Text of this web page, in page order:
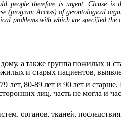
therefore is urgent. Clause is
Access) of gerontological
problems with which are specified
а также группа пожилых
и старых пациентов,
80-89 лет и 90 лет и
лиц, часть не могла и
органов, тканей,